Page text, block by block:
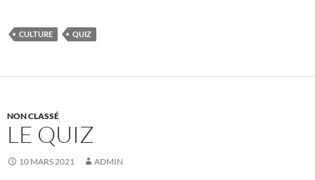
CULTURE QUIZ
NON CLASSÉ
LE QUIZ
10 MARS 2021 ADMIN